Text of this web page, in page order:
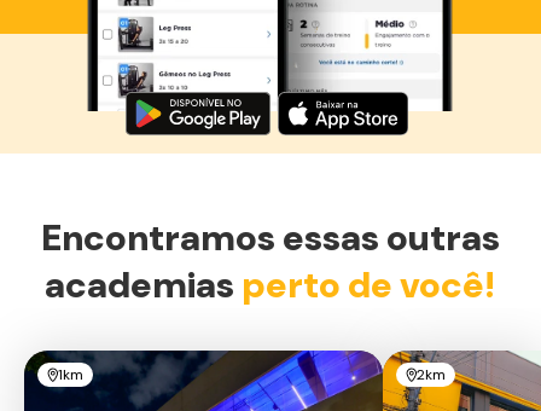
Baixe agora o Smart Fit App
Encontramos essas outras
academias perto de você!
1km 2km